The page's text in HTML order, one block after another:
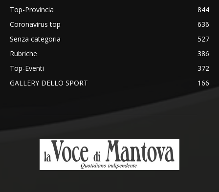
Top-Provincia
844
Coronavirus top
636
Senza categoria
527
Rubriche
386
Top-Eventi
372
GALLERY DELLO SPORT
166